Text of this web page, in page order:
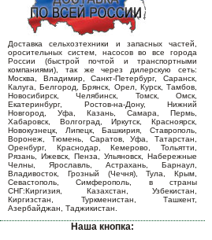
Доставка сельхозтехники и запасных частей,
оросительных систем, насосов во все города
России (быстрой почтой и транспортными
компаниями), так же через дилерскую сеть:
Москва, Владимир, Санкт-Петербург, Саранск,
Калуга, Белгород, Брянск, Орел, Курск, Тамбов,
Новосибирск, Челябинск, Томск, Омск,
Екатеринбург, Ростов-на-Дону, Нижний
Новгород, Уфа, Казань, Самара, Пермь,
Хабаровск, Волгоград, Иркутск, Красноярск,
Новокузнецк, Липецк, Башкирия, Ставрополь,
Воронеж, Тюмень, Саратов, Уфа, Татарстан,
Оренбург, Краснодар, Кемерово, Тольятти,
Рязань, Ижевск, Пенза, Ульяновск, Набережные
Челны, Ярославль, Астрахань, Барнаул,
Владивосток, Грозный (Чечня), Тула, Крым,
Севастополь, Симферополь, в страны
СНГ:Киргизия, Казахстан, Узбекистан,
Киргизстан, Туркменистан, Ташкент,
Азербайджан, Таджикистан.
Наша кнопка: